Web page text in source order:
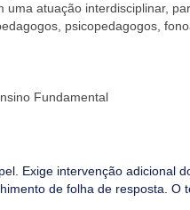
atuação interdisciplinar,
psicopedagogos,
Fundamental
Exige intervenção adicional
de folha de resposta. O